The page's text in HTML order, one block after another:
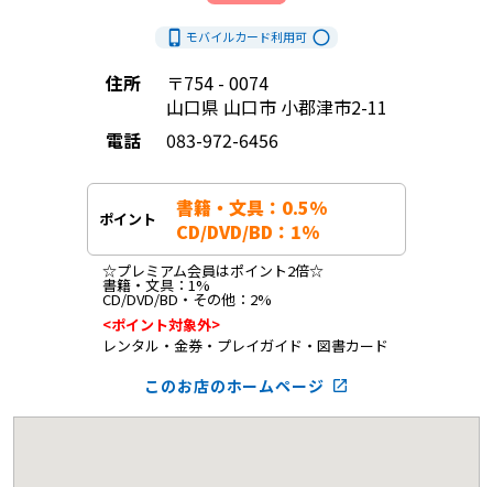
phone_iphone モバイルカード利用可 radio_button_unchecked
住所
〒754 - 0074
山口県 山口市 小郡津市2-11
電話
083-972-6456
ポイント
書籍・文具：0.5%
CD/DVD/BD：1%
☆プレミアム会員はポイント2倍☆
書籍・文具：1%
CD/DVD/BD・その他：2%
<ポイント対象外>
レンタル・金券・プレイガイド・図書カード
このお店のホームページ launch